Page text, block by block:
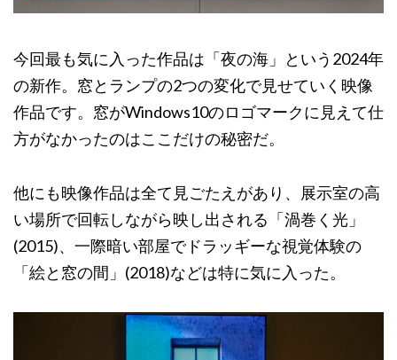
今回最も気に入った作品は「夜の海」という2024年
の新作。窓とランプの2つの変化で見せていく映像
作品です。窓がWindows10のロゴマークに見えて仕
方がなかったのはここだけの秘密だ。
他にも映像作品は全て見ごたえがあり、展示室の高
い場所で回転しながら映し出される「渦巻く光」
(2015)、一際暗い部屋でドラッギーな視覚体験の
「絵と窓の間」(2018)などは特に気に入った。